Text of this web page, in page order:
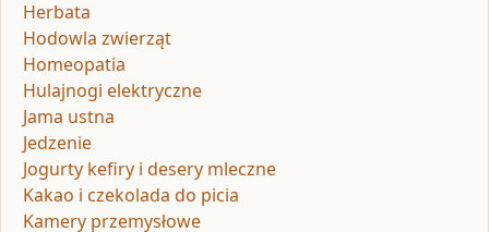
Herbata
Hodowla zwierząt
Homeopatia
Hulajnogi elektryczne
Jama ustna
Jedzenie
Jogurty kefiry i desery mleczne
Kakao i czekolada do picia
Kamery przemysłowe